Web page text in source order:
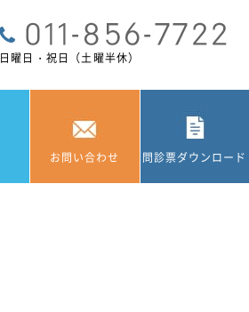
日曜日・祝日（土曜半休）
お問い合わせ 問診票ダウンロード